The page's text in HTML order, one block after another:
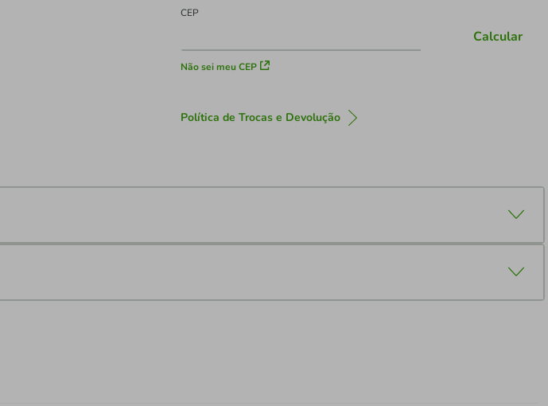
CEP
Não sei meu CEP
Calcular
Política de Trocas e Devolução